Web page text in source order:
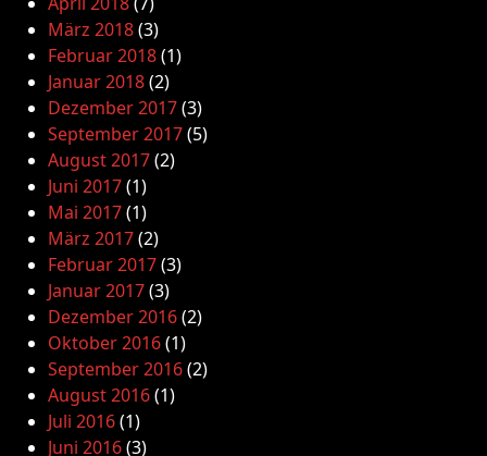
März 2018(3)
Februar 2018(1)
Januar 2018(2)
Dezember 2017(3)
September 2017(5)
August 2017(2)
Juni 2017(1)
Mai 2017(1)
März 2017(2)
Februar 2017(3)
Januar 2017(3)
Dezember 2016(2)
Oktober 2016(1)
September 2016(2)
August 2016(1)
Juli 2016(1)
Juni 2016(3)